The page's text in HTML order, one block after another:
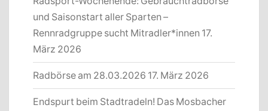
und Saisonstart aller Sparten –
Rennradgruppe sucht Mitradler*innen 17.
März 2026
Radbörse am 28.03.2026 17. März 2026
Endspurt beim Stadtradeln! Das Mosbacher